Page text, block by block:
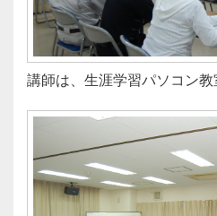
講師は、生涯学習パソコン